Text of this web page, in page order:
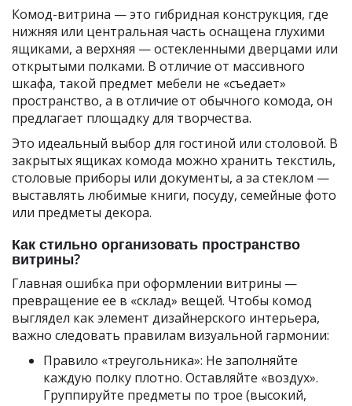
Комод-витрина — это гибридная конструкция, где
нижняя или центральная часть оснащена глухими
ящиками, а верхняя — остекленными дверцами или
открытыми полками. В отличие от массивного
шкафа, такой предмет мебели не «съедает»
пространство, а в отличие от обычного комода, он
предлагает площадку для творчества.
Это идеальный выбор для гостиной или столовой. В
закрытых ящиках комода можно хранить текстиль,
столовые приборы или документы, а за стеклом —
выставлять любимые книги, посуду, семейные фото
или предметы декора.
Как стильно организовать пространство
витрины?
Главная ошибка при оформлении витрины —
превращение ее в «склад» вещей. Чтобы комод
выглядел как элемент дизайнерского интерьера,
важно следовать правилам визуальной гармонии:
Правило «треугольника»: Не заполняйте
каждую полку плотно. Оставляйте «воздух».
Группируйте предметы по трое (высокий,